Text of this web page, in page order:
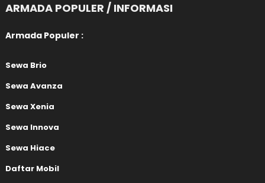
ARMADA POPULER / INFORMASI
Armada Populer :
Sewa Brio
Sewa Avanza
Sewa Xenia
Sewa Innova
Sewa Hiace
Daftar Mobil